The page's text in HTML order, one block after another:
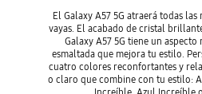
El Galaxy A57 5G atraerá todas
vayas. El acabado de cristal
Galaxy A57 5G tiene un
esmaltada que mejora tu estilo.
cuatro colores reconfortantes y
o claro que combine con tu estilo: